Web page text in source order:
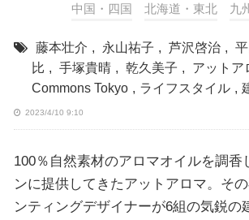
中国・四国 北海道・東北 九
藤本壮介 , 永山祐子 , 芦沢啓治 ,
比 , 手塚貴晴 , 乾久美⼦ , アットア
Commons Tokyo , ライフスタイル ,
2023/4/10 9:10
100％自然素材のアロマオイルを調香
ンに提供してきたアットアロマ。そ
ンティングデザイナーが6組の気鋭の